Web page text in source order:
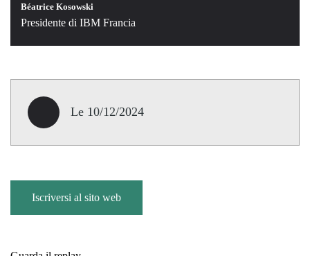
Béatrice Kosowski
Presidente di IBM Francia
Le 10/12/2024
Iscriversi al sito web